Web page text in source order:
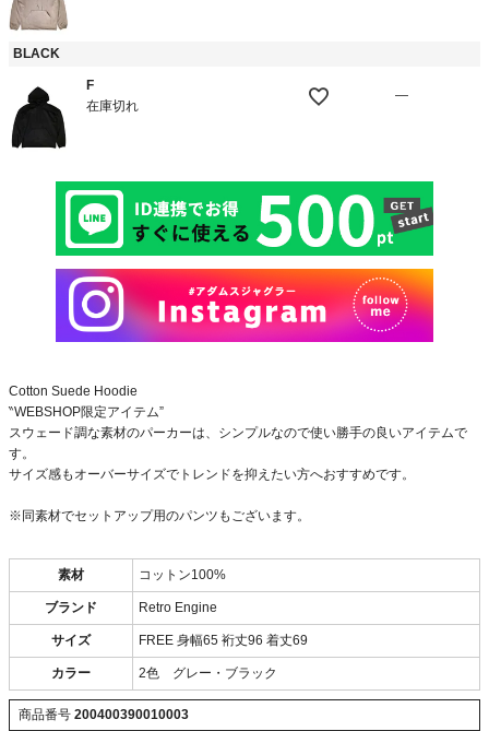
BLACK
F
在庫切れ
—
Cotton Suede Hoodie
‶WEBSHOP限定アイテム”
スウェード調な素材のパーカーは、シンプルなので使い勝手の良いアイテムで
す。
サイズ感もオーバーサイズでトレンドを抑えたい方へおすすめです。
※同素材でセットアップ用のパンツもございます。
素材 コットン100%
ブランド Retro Engine
サイズ FREE 身幅65 裄丈96 着丈69
カラー 2色 グレー・ブラック
商品番号 200400390010003